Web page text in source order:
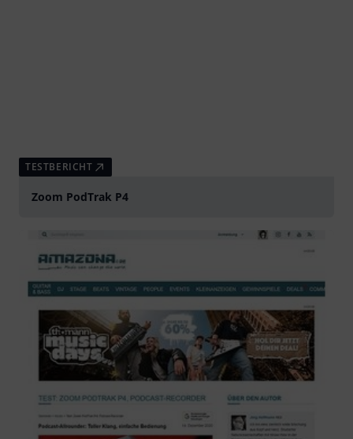
TESTBERICHT
Zoom PodTrak P4